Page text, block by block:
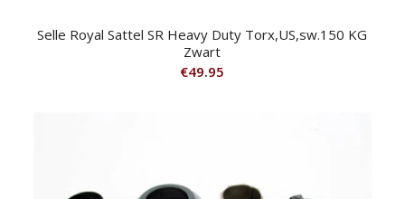
Selle Royal Sattel SR Heavy Duty Torx,US,sw.150 KG
Zwart
€49.95